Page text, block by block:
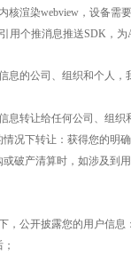
核渲染webview，设备需
用个推消息推送SDK，为
息的公司、组织和个人
息转让给任何公司、组织
况下转让：获得您的明
破产清算时，如涉及到
，公开披露您的用户信息：